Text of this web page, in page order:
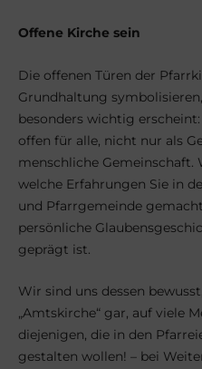
Offene Kirche sein
Die offenen Türen der
Grundhaltung
besonders wichtig
offen für alle, nicht nur als
menschliche
welche Erfahrungen Sie in
und Pfarrgemeinde
persönliche
geprägt ist.
Wir sind uns dessen
„Amtskirche“ gar, auf viele
diejenigen, die in den
gestalten wollen! – bei